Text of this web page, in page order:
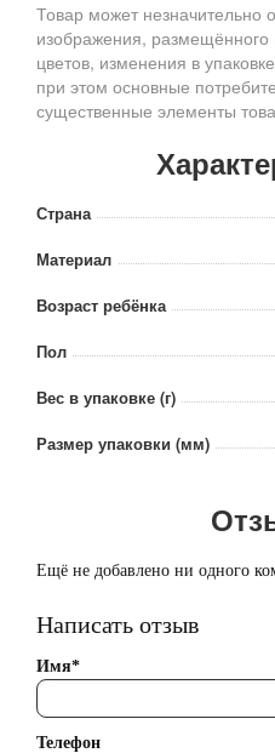
Товар может незначительно
изображения, размещённого
цветов, изменения в
при этом основные
существенные элементы
Страна
Материал
Возраст ребёнка
Пол
Вес в упаковке (г)
Размер упаковки (мм)
Ещё не добавлено ни одного
Написать отзыв
Имя*
Телефон